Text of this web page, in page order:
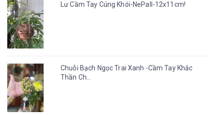
Lư Cầm Tay Cúng Khói-NePall-12x11cm!
Chuỗi Bạch Ngọc Trai Xanh -Cầm Tay Khắc
Thần Ch...